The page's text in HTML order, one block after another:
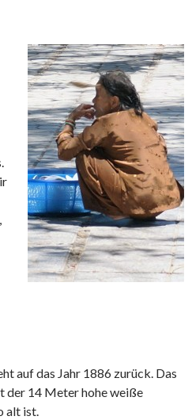
auf das Jahr 1886 zurück. Das
der 14 Meter hohe weiße
alt ist.